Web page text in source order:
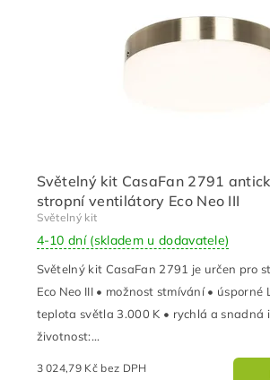
Světelný kit CasaFan 2791
stropní ventilátory Eco Neo III
Světelný kit
4-10 dní (skladem u dodavatele)
Světelný kit CasaFan 2791 je určen pro
Eco Neo III • možnost stmívání • úsporné
teplota světla 3.000 K • rychlá a snadná
životnost:...
3 024,79 Kč bez DPH